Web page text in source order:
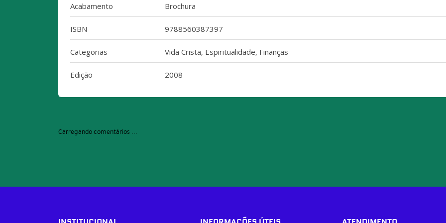
Acabamento Brochura
ISBN 9788560387397
Categorias Vida Cristã, Espiritualidade, Finanças
Edição 2008
Carregando comentários ...